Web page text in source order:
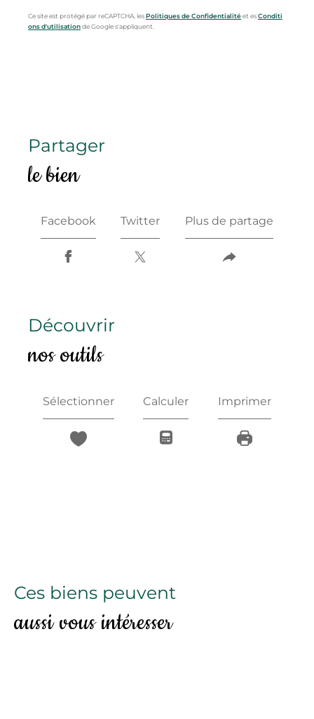
Ce site est protégé par reCAPTCHA, lesPolitiques de Confidentialitéet esConditi
ons d'utilisationde Google s'appliquent.
partager
le bien
Facebook Twitter Plus de partage
découvrir
nos outils
Sélectionner Calculer Imprimer
Ces biens peuvent
aussi vous intéresser